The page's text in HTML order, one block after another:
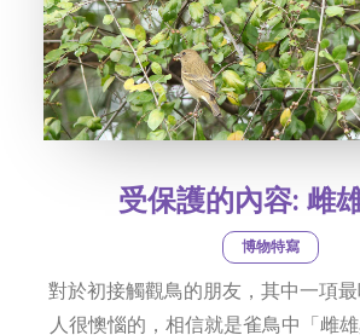
受保護的內容: 雌
博物特寫
對於初接觸觀鳥的朋友，其中一項
人很懊惱的，相信就是雀鳥中「雌雄